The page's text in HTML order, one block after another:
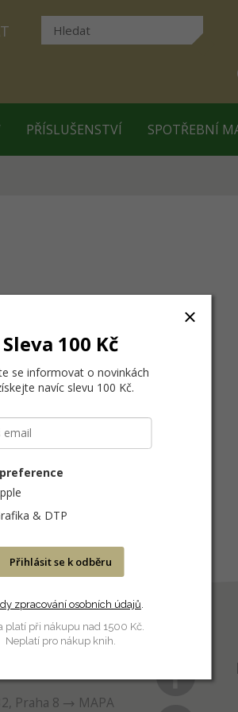
PŘÍSLUŠENSTVÍ SPOTŘEBNÍ
Praha 8
MAPA
Sleva 100 Kč
se informovat o novinkách
navíc slevu 100 Kč.
& DTP
Přihlásit se k odběru
zpracování osobních údajů.
platí při nákupu nad 1500 Kč.
Neplatí pro nákup knih.